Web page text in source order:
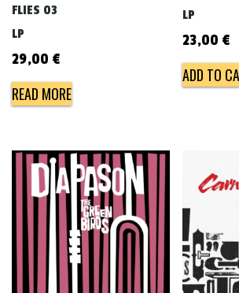
FLIES 03
LP
29,00 €
READ MORE
LP
23,00 €
ADD TO